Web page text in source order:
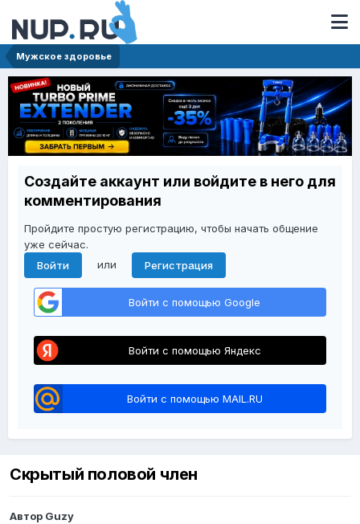
Мужское здоровье
Создайте аккаунт или войдите в него для
комментирования
Пройдите простую регистрацию, чтобы начать общение
уже сейчас.
Войти
или Регистрация
Войти с помощью Google
Войти с помощью Яндекс
Войти с помощью MAIL.RU
Скрытый половой член
Автор Guzy